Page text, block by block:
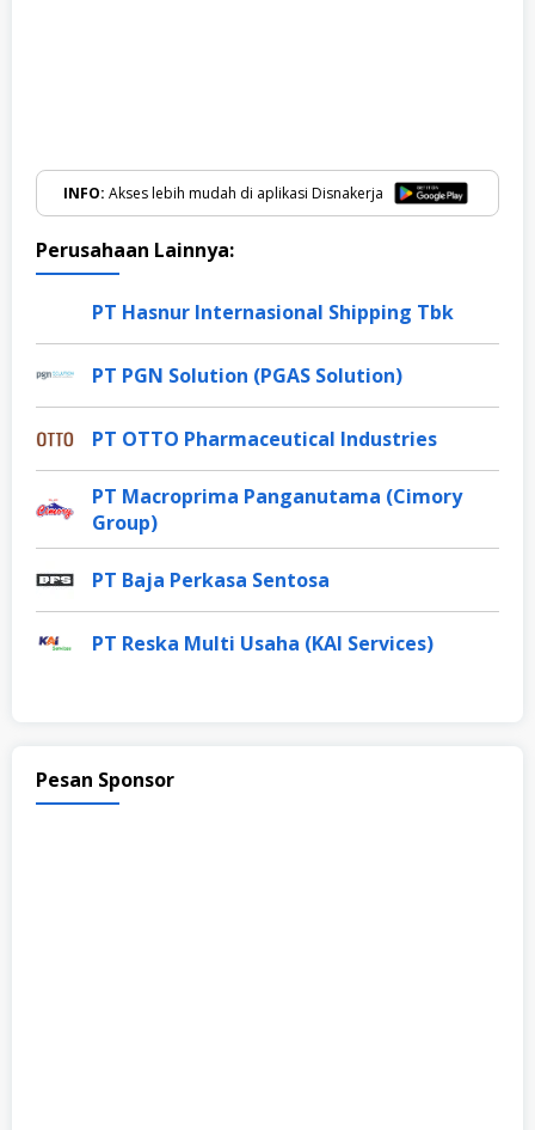
INFO: Akses lebih mudah di aplikasi Disnakerja
Perusahaan Lainnya:
PT Hasnur Internasional Shipping Tbk
PT PGN Solution (PGAS Solution)
PT OTTO Pharmaceutical Industries
PT Macroprima Panganutama (Cimory
Group)
PT Baja Perkasa Sentosa
PT Reska Multi Usaha (KAI Services)
Pesan Sponsor